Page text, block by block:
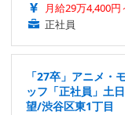
月給29万4,400円
正社員
「27卒」アニメ・
ッフ「正社員」土
望/渋谷区東1丁目